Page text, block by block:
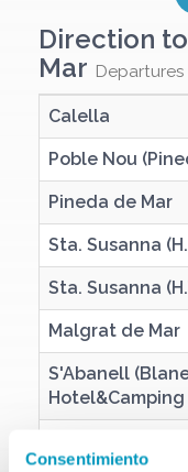
Consentimiento
Direction
Mar Departures
Calella
Poble Nou
Pineda de Mar
Sta. Susanna
Sta. Susanna
Malgrat de Mar
S'Abanell
Hotel&Camping
Calella
Poble Nou
Pineda de Mar
Sta. Susanna
Sta. Susanna
Malgrat de Mar
S'Abanell
Hotel&Camping